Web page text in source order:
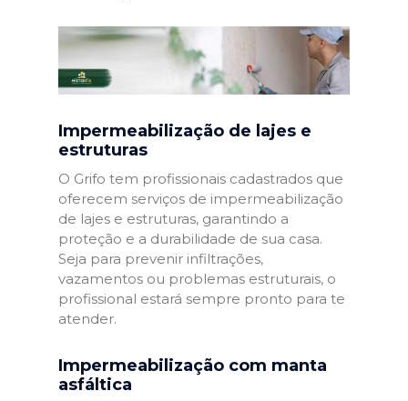
Impermeabilização de lajes e
estruturas
O Grifo tem profissionais cadastrados que
oferecem serviços de impermeabilização
de lajes e estruturas, garantindo a
proteção e a durabilidade de sua casa.
Seja para prevenir infiltrações,
vazamentos ou problemas estruturais, o
profissional estará sempre pronto para te
atender.
Impermeabilização com manta
asfáltica